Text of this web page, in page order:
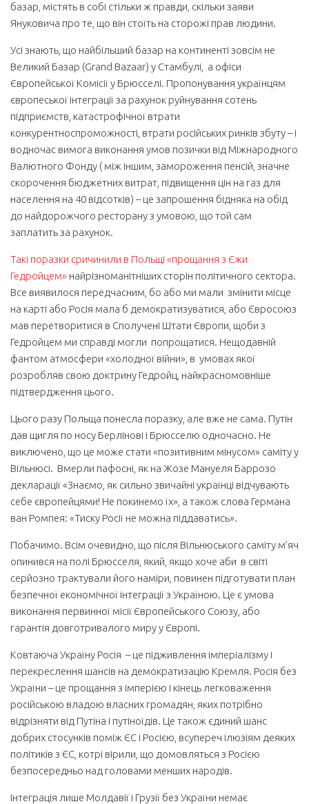
базар, містять в собі стільки ж правди, скільки заяви
Януковича про те, що він стоїть на сторожі прав людини.
Усі знають, що найбільший базар на континенті зовсім не
Великий Базар (Grand Bazaar) у Стамбулі, а офіси
Європейської Комісії у Брюсселі. Пропонування українцям
європеської інтеграції за рахунок руйнування сотень
підприємств, катастрофічної втрати
конкурентноспроможності, втрати російських ринків збуту – і
водночас вимога виконання умов позички від Міжнародного
Валютного Фонду ( між іншим, замороження пенсій, значне
скорочення бюджетних витрат, підвищення цін на газ для
населення на 40 відсотків) – це запрошення бідняка на обід
до найдорожчого ресторану з умовою, що той сам
заплатить за рахунок.
Такі поразки сричинили в Польщі «прощання з Єжи
Гедройцем» найрізноманітніших сторін політичного сектора.
Все виявилося передчасним, бо або ми мали змінити місце
на карті або Росія мала б демократизуватися, або Євросоюз
мав перетворитися в Сполучені Штати Європи, щоби з
Гедройцем ми справді могли попрощатися. Нещодавній
фантом атмосфери «холодної війни», в умовах якої
розробляв свою доктрину Гедройц, найкрасномовніше
підтвердження цього.
Цього разу Польща понесла поразку, але вже не сама. Путін
дав щигля по носу Берлінові і Брюсселю одночасно. Не
виключено, що це може стати «позитивним мінусом» саміту у
Вільнюсі. Вмерли пафосні, як на Жозе Мануеля Баррозо
декларації «Знаємо, як сильно звичайні українці відчувають
себе європейцями! Не покинемо їх», а також слова Германа
ван Ромпея: «Тиску Росії не можна піддаватись».
Побачимо. Всім очевидно, що після Вільнюського саміту м’яч
опинився на полі Брюсселя, який, якщо хоче аби в світі
серйозно трактували його наміри, повинен підготувати план
безпечної економічної інтеграції з Україною. Це є умова
виконання первинної місії Європейського Союзу, або
гарантія довготривалого миру у Європі.
Ковтаюча Україну Росія – це підживлення імперіалізму і
перекреслення шансів на демократизацію Кремля. Росія без
України – це прощання з імперією і кінець легковаження
російською владою власних громадян, яких потрібно
відрізняти від Путіна і путіноїдів. Це також єдиний шанс
добрих стосунків поміж ЄС і Росією, всупереч ілюзіям деяких
політиків з ЄС, котрі вірили, що домовляться з Росією
безпосередньо над головами менших народів.
Інтеграція лише Молдавії і Грузії без України немає